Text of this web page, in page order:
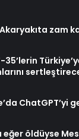
zam
35’lerin
ChatGPT’yi
eğer öldüyse